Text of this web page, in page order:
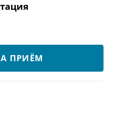
ПРИЁМ